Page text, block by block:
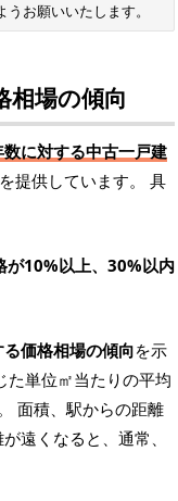
お願いいたします。
相場の傾向
数に対する中古一戸建
提供しています。 具
が10%以上、30%以内
価格相場の傾向を示
た単位㎡当たりの平均
面積、駅からの距離
遠くなると、通常、